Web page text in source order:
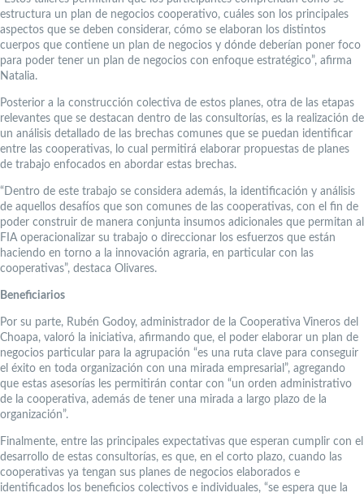
estructura un plan de negocios cooperativo, cuáles son los principales
aspectos que se deben considerar, cómo se elaboran los distintos
cuerpos que contiene un plan de negocios y dónde deberían poner foco
para poder tener un plan de negocios con enfoque estratégico”, afirma
Natalia.
Posterior a la construcción colectiva de estos planes, otra de las etapas
relevantes que se destacan dentro de las consultorías, es la realización de
un análisis detallado de las brechas comunes que se puedan identificar
entre las cooperativas, lo cual permitirá elaborar propuestas de planes
de trabajo enfocados en abordar estas brechas.
“Dentro de este trabajo se considera además, la identificación y análisis
de aquellos desafíos que son comunes de las cooperativas, con el fin de
poder construir de manera conjunta insumos adicionales que permitan al
FIA operacionalizar su trabajo o direccionar los esfuerzos que están
haciendo en torno a la innovación agraria, en particular con las
cooperativas”, destaca Olivares.
Beneficiarios
Por su parte, Rubén Godoy, administrador de la Cooperativa Vineros del
Choapa, valoró la iniciativa, afirmando que, el poder elaborar un plan de
negocios particular para la agrupación “es una ruta clave para conseguir
el éxito en toda organización con una mirada empresarial”, agregando
que estas asesorías les permitirán contar con “un orden administrativo
de la cooperativa, además de tener una mirada a largo plazo de la
organización”.
Finalmente, entre las principales expectativas que esperan cumplir con el
desarrollo de estas consultorías, es que, en el corto plazo, cuando las
cooperativas ya tengan sus planes de negocios elaborados e
identificados los beneficios colectivos e individuales, “se espera que la